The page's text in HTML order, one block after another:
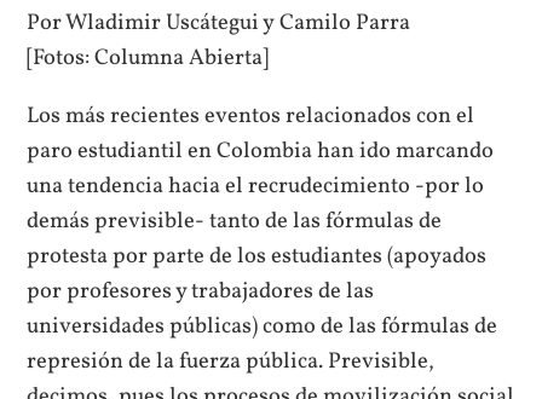
Por Wladimir Uscátegui y Camilo Parra
[Fotos: Columna Abierta]
Los más recientes eventos relacionados con el
paro estudiantil en Colombia han ido marcando
una tendencia hacia el recrudecimiento -por lo
demás previsible- tanto de las fórmulas de
protesta por parte de los estudiantes (apoyados
por profesores y trabajadores de las
universidades públicas) como de las fórmulas de
represión de la fuerza pública. Previsible,